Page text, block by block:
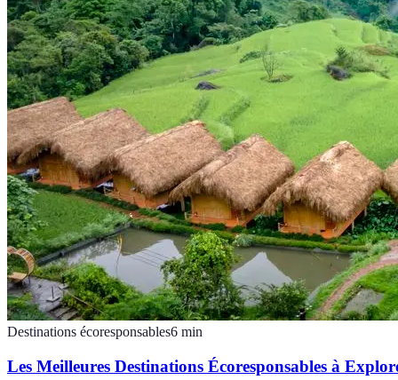
Destinations écoresponsables6 min
Les Meilleures Destinations Écoresponsables à